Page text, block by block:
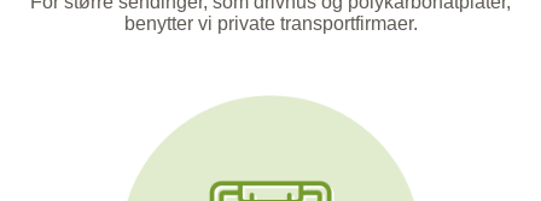
benytter vi private transportfirmaer.